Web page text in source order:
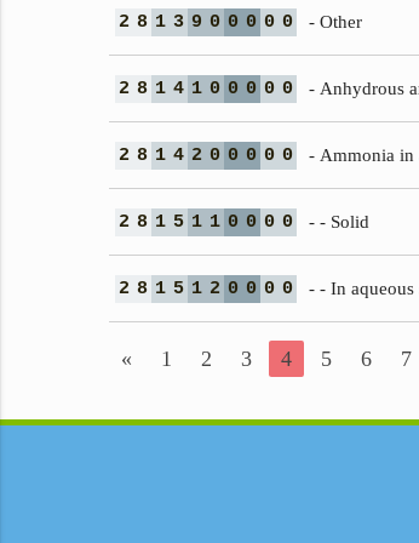
2 8 1 3 9 0 0 0 0 0 - Other
2 8 1 4 1 0 0 0 0 0 - Anhydrous
2 8 1 4 2 0 0 0 0 0 - Ammonia in
2 8 1 5 1 1 0 0 0 0 - - Solid
2 8 1 5 1 2 0 0 0 0 - - In
« 1 2 3 4 5 6 7